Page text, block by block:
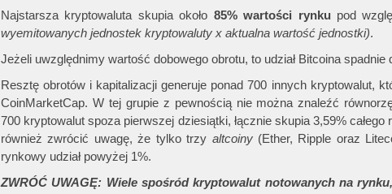
Najstarsza kryptowaluta skupia około 85% wartości rynku pod
wyemitowanych jednostek kryptowaluty x aktualna wartość jednostki).
Jeżeli uwzględnimy wartość dobowego obrotu, to udział Bitcoina spadnie
Resztę obrotów i kapitalizacji generuje ponad 700 innych kryptowalut,
CoinMarketCap. W tej grupie z pewnością nie można znaleźć
700 kryptowalut spoza pierwszej dziesiątki, łącznie skupia 3,59%
również zwrócić uwagę, że tylko trzy altcoiny (Ether, Ripple oraz
rynkowy udział powyżej 1%.
ZWRÓĆ UWAGĘ: Wiele spośród kryptowalut notowanych na